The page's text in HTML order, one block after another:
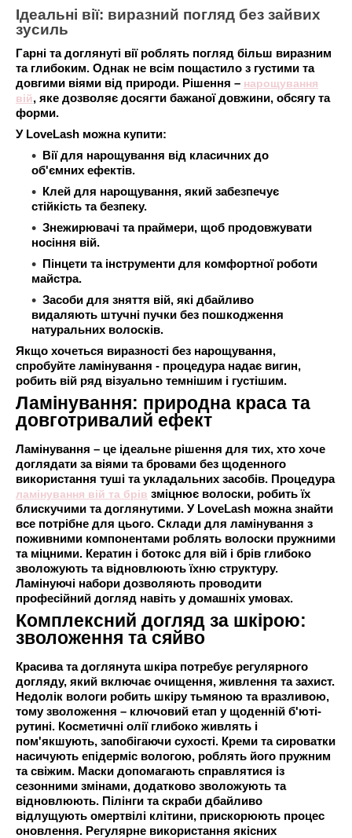
Ідеальні вії: виразний погляд без зайвих
зусиль
Гарні та доглянуті вії роблять погляд більш виразним
та глибоким. Однак не всім пощастило з густими та
довгими віями від природи. Рішення – нарощування
вій, яке дозволяє досягти бажаної довжини, обсягу та
форми.
У LoveLash можна купити:
Вії для нарощування від класичних до
об'ємних ефектів.
Клей для нарощування, який забезпечує
стійкість та безпеку.
Знежирювачі та праймери, щоб продовжувати
носіння вій.
Пінцети та інструменти для комфортної роботи
майстра.
Засоби для зняття вій, які дбайливо
видаляють штучні пучки без пошкодження
натуральних волосків.
Якщо хочеться виразності без нарощування,
спробуйте ламінування - процедура надає вигин,
робить вій ряд візуально темнішим і густішим.
Ламінування: природна краса та
довготривалий ефект
Ламінування – це ідеальне рішення для тих, хто хоче
доглядати за віями та бровами без щоденного
використання туші та укладальних засобів. Процедура
ламінування вій та брів зміцнює волоски, робить їх
блискучими та доглянутими. У LoveLash можна знайти
все потрібне для цього. Склади для ламінування з
поживними компонентами роблять волоски пружними
та міцними. Кератин і ботокс для вій і брів глибоко
зволожують та відновлюють їхню структуру.
Ламінуючі набори дозволяють проводити
професійний догляд навіть у домашніх умовах.
Комплексний догляд за шкірою:
зволоження та сяйво
Красива та доглянута шкіра потребує регулярного
догляду, який включає очищення, живлення та захист.
Недолік вологи робить шкіру тьмяною та вразливою,
тому зволоження – ключовий етап у щоденній б'юті-
рутині. Косметичні олії глибоко живлять і
пом'якшують, запобігаючи сухості. Креми та сироватки
насичують епідерміс вологою, роблять його пружним
та свіжим. Маски допомагають справлятися із
сезонними змінами, додатково зволожують та
відновлюють. Пілінги та скраби дбайливо
відлущують омертвілі клітини, прискорюють процес
оновлення. Регулярне використання якісних